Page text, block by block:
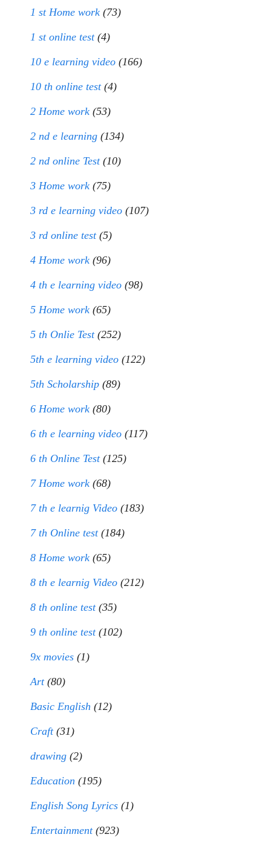
1 st Home work (73)
1 st online test(4)
10 e learning video (166)
10 th online test(4)
2 Home work (53)
2 nd e learning (134)
2 nd online Test(10)
3 Home work (75)
3 rd e learning video (107)
3 rd online test(5)
4 Home work (96)
4 th e learning video (98)
5 Home work (65)
5 th Onlie Test(252)
5th e learning video (122)
5th Scholarship (89)
6 Home work (80)
6 th e learning video (117)
6 th Online Test(125)
7 Home work (68)
7 th e learnig Video (183)
7 th Online test(184)
8 Home work (65)
8 th e learnig Video (212)
8 th online test(35)
9 th online test(102)
9x movies (1)
Art(80)
Basic English (12)
Craft(31)
drawing (2)
Education (195)
English Song Lyrics (1)
Entertainment(923)